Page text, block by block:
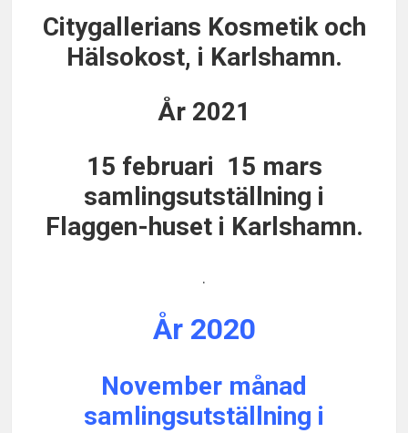
Citygallerians Kosmetik och
Hälsokost, i Karlshamn.
År 2021
15 februari 15 mars
samlingsutställning i
Flaggen-huset i Karlshamn.
.
År 2020
November månad
samlingsutställning i